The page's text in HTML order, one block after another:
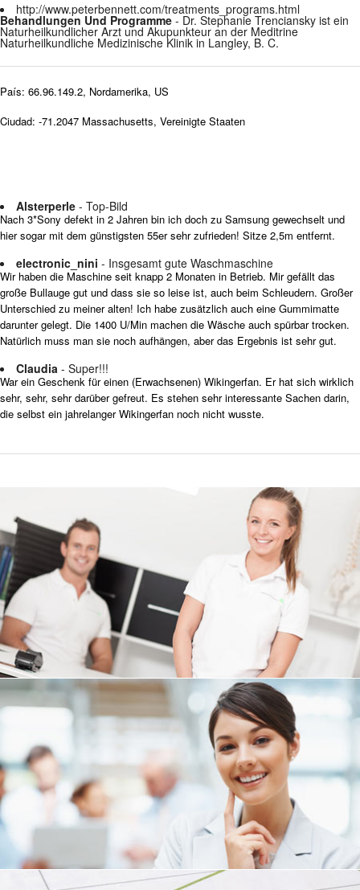
http://www.peterbennett.com/treatments_programs.html
Behandlungen Und Programme - Dr. Stephanie Trenciansky ist ein
Naturheilkundlicher Arzt und Akupunkteur an der Meditrine
Naturheilkundliche Medizinische Klinik in Langley, B. C.
País: 66.96.149.2, Nordamerika, US
Ciudad: -71.2047 Massachusetts, Vereinigte Staaten
Alsterperle - Top-Bild
Nach 3*Sony defekt in 2 Jahren bin ich doch zu Samsung gewechselt und
hier sogar mit dem günstigsten 55er sehr zufrieden! Sitze 2,5m entfernt.
electronic_nini - Insgesamt gute Waschmaschine
Wir haben die Maschine seit knapp 2 Monaten in Betrieb. Mir gefällt das
große Bullauge gut und dass sie so leise ist, auch beim Schleudern. Großer
Unterschied zu meiner alten! Ich habe zusätzlich auch eine Gummimatte
darunter gelegt. Die 1400 U/Min machen die Wäsche auch spürbar trocken.
Natürlich muss man sie noch aufhängen, aber das Ergebnis ist sehr gut.
Claudia - Super!!!
War ein Geschenk für einen (Erwachsenen) Wikingerfan. Er hat sich wirklich
sehr, sehr, sehr darüber gefreut. Es stehen sehr interessante Sachen darin,
die selbst ein jahrelanger Wikingerfan noch nicht wusste.